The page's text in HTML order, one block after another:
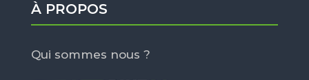
À PROPOS
Qui sommes nous ?